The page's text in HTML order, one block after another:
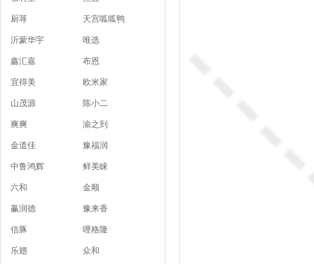
厨荨
天宫呱呱鸭
沂蒙华宇
唯选
鑫汇嘉
布恩
宜得美
欧米家
山茂源
陈小二
爽爽
渝之到
金道佳
豫福润
中鲁鸿辉
鲜美睐
六和
金顺
赢润德
豫来香
信豚
哩格隆
乐翅
众和